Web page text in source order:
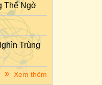
Thể Ngờ
Trùng
Xem thêm